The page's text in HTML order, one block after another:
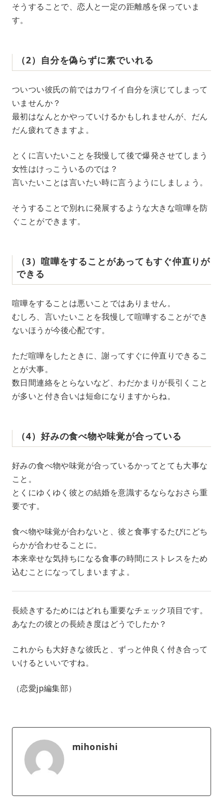
そうすることで、恋人と一定の距離感を保っていま
す。
（2）自分を偽らずに素でいれる
ついつい彼氏の前ではカワイイ自分を演じてしまって
いませんか？
最初はなんとかやっていけるかもしれませんが、だん
だん疲れてきますよ。
とくに言いたいことを我慢して後で爆発させてしまう
女性はけっこういるのでは？
言いたいことは言いたい時に言うようにしましょう。
そうすることで別れに発展するような大きな喧嘩を防
ぐことができます。
（3）喧嘩をすることがあってもすぐ仲直りが
できる
喧嘩をすることは悪いことではありません。
むしろ、言いたいことを我慢して喧嘩することができ
ないほうが今後心配です。
ただ喧嘩をしたときに、謝ってすぐに仲直りできるこ
とが大事。
数日間連絡をとらないなど、わだかまりが長引くこと
が多いと付き合いは短命になりますからね。
（4）好みの食べ物や味覚が合っている
好みの食べ物や味覚が合っているかってとても大事な
こと。
とくにゆくゆく彼との結婚を意識するならなおさら重
要です。
食べ物や味覚が合わないと、彼と食事するたびにどち
らかが合わせることに。
本来幸せな気持ちになる食事の時間にストレスをため
込むことになってしまいますよ。
長続きするためにはどれも重要なチェック項目です。
あなたの彼との長続き度はどうでしたか？
これからも大好きな彼氏と、ずっと仲良く付き合って
いけるといいですね。
（恋愛jp編集部）
mihonishi